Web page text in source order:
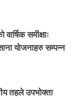
समीक्षाः
योजनाहरु सम्पन्न
तहले उपभोक्ता